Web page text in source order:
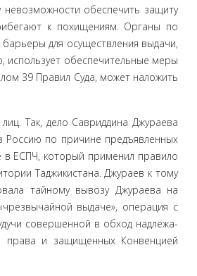
невозможности обеспечить защиту
к похищениям. Органы по
для осуществления выдачи,
использует обеспечительные меры
39 Правил Суда, может наложить
Так, дело Савриддина Джураева
Россию по причине предъявленных
в ЕСПЧ, который применил правило
Таджикистана. Джураев к тому
тайному вывозу Джураева на
выдаче», операция с
совершенной в обход надлежа­
права и защищенных Конвенцией